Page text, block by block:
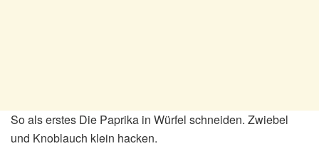
So als erstes Die Paprika in Würfel schneiden. Zwiebel
und Knoblauch klein hacken.